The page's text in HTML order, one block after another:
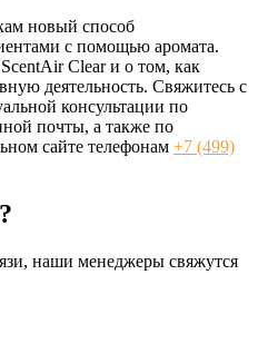
новый способ
с помощью аромата.
Clear и о том, как
деятельность. Свяжитесь с
консультации по
почты, а также по
сайте телефонам +7 (499)
наши менеджеры свяжутся